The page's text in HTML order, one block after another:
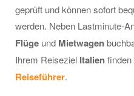
geprüft und können sofort
werden. Neben Lastminute-
Flüge und Mietwagen
Ihrem Reiseziel Italienfinden
Reiseführer.